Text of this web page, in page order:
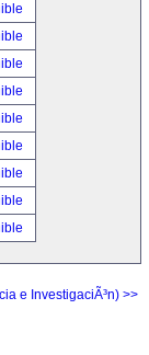
e InvestigaciÃ³n) >>